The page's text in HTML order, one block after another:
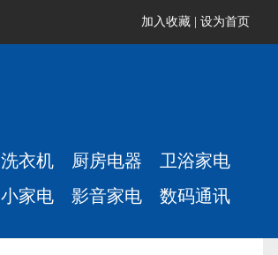
加入收藏 设为首页
洗衣机 厨房电器
卫浴家电
小家电 影音家电 数码通讯